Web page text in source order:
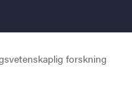
forskning